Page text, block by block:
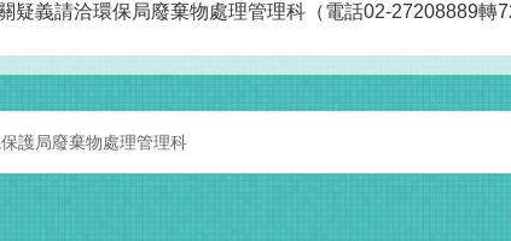
義請洽環保局廢棄物處理管理科（電話02-27208889轉
護局廢棄物處理管理科